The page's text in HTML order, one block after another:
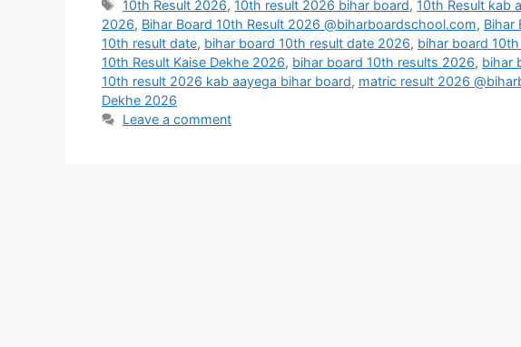
Tags
10th Result 2026, 10th result 2026 bihar board, 10th Result kab
2026, Bihar Board 10th Result 2026 @biharboardschool.com, Bihar
10th result date, bihar board 10th result date 2026, bihar board
10th Result Kaise Dekhe 2026, bihar board 10th results 2026, bihar
10th result 2026 kab aayega bihar board, matric result 2026
Dekhe 2026
Leave a comment